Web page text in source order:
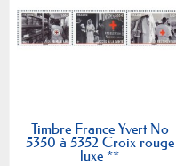
Timbre France Yvert No
5350 à 5352 Croix rouge
luxe **